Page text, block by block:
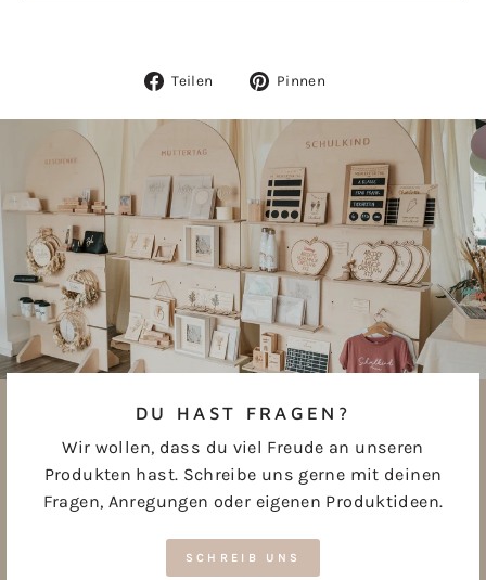
Teilen
Auf
Pinnen
DU HAST FRAGEN?
Wir wollen, dass du viel Freude an unseren
Produkten hast. Schreibe uns gerne mit deinen
Fragen, Anregungen oder eigenen Produktideen.
SCHREIB UNS